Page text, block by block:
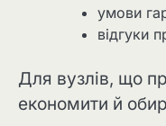
умови
відгуки
Для вузлів, що
економити й